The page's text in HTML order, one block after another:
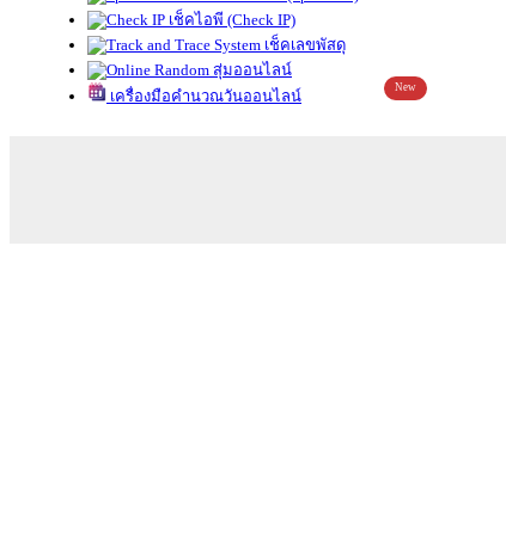
เช็คไอพี (Check IP)
เช็คเลขพัสดุ
สุ่มออนไลน์
เครื่องมือคำนวณวันออนไลน์
New